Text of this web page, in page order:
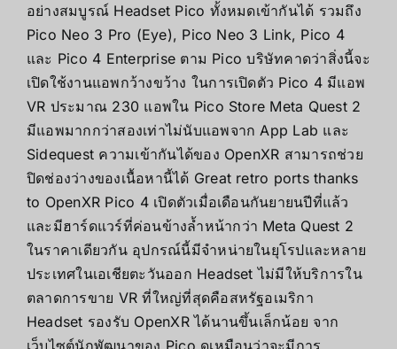
อย่างสมบูรณ์ Headset Pico ทั้งหมดเข้ากันได้ รวมถึง
Pico Neo 3 Pro (Eye), Pico Neo 3 Link, Pico 4
และ Pico 4 Enterprise ตาม Pico บริษัทคาดว่าสิ่งนี้จะ
เปิดใช้งานแอพกว้างขว้าง ในการเปิดตัว Pico 4 มีแอพ
VR ประมาณ 230 แอพใน Pico Store Meta Quest 2
มีแอพมากกว่าสองเท่าไม่นับแอพจาก App Lab และ
Sidequest ความเข้ากันได้ของ OpenXR สามารถช่วย
ปิดช่องว่างของเนื้อหานี้ได้ Great retro ports thanks
to OpenXR Pico 4 เปิดตัวเมื่อเดือนกันยายนปีที่แล้ว
และมีฮาร์ดแวร์ที่ค่อนข้างล้ำหน้ากว่า Meta Quest 2
ในราคาเดียวกัน อุปกรณ์นี้มีจําหน่ายในยุโรปและหลาย
ประเทศในเอเชียตะวันออก Headset ไม่มีให้บริการใน
ตลาดการขาย VR ที่ใหญ่ที่สุดคือสหรัฐอเมริกา
Headset รองรับ OpenXR ได้นานขึ้นเล็กน้อย จาก
เว็บไซต์นักพัฒนาของ Pico ดูเหมือนว่าจะมีการ